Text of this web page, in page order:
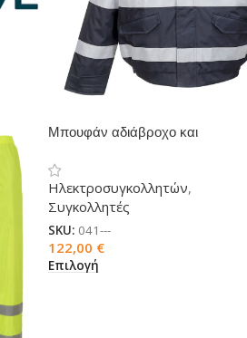
Μπουφάν αδιάβροχο και
Ηλεκτροσυγκολλητών,
Συγκολλητές
SKU: 041---
122,00 €
Επιλογή